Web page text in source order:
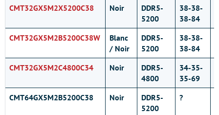
CMT32GX5M2X5200C38 Noir
DDR5-
5200
38-38-
38-84
CMT32GX5M2B5200C38W
Blanc
/ Noir
DDR5-
5200
38-38-
38-84
CMT32GX5M2C4800C34 Noir
DDR5-
4800
34-35-
35-69
CMT64GX5M2B5200C38 Noir
DDR5-
5200
?